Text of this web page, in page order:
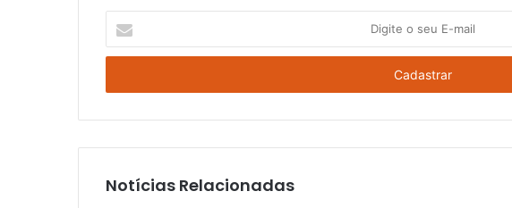
seu
mail
Notícias Relacionadas